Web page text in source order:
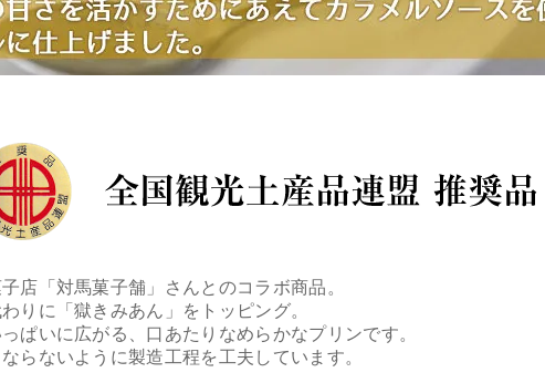
店「対馬菓子舗」さんとのコラボ商品。
りに「獄きみあん」をトッピング。
ぱいに広がる、口あたりなめらかなプリンです。
らないように製造工程を工夫しています。